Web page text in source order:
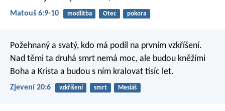
Matouš 6:9-10 modlitba Otec pokora
Požehnaný a svatý, kdo má podíl na prvním vzkříšení.
Nad těmi ta druhá smrt nemá moc, ale budou kněžími
Boha a Krista a budou s ním kralovat tisíc let.
Zjevení 20:6 vzkříšení smrt Mesiáš